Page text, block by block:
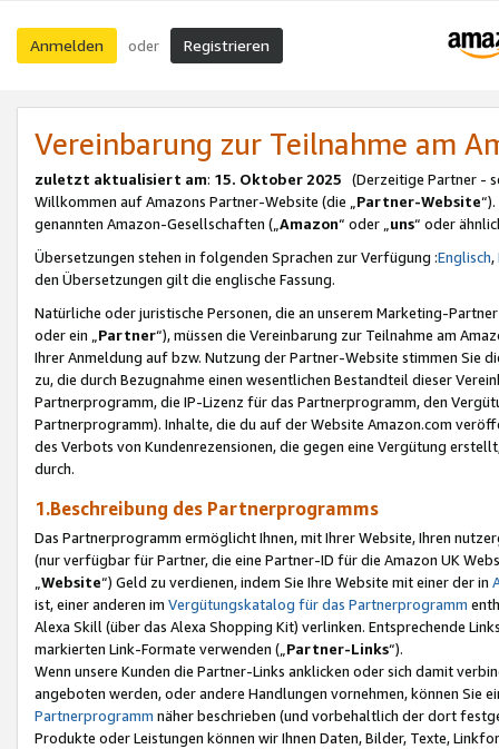
Anmelden oder Registrieren
Vereinbarung zur Teilnahme am
zuletzt aktualisiert am: 15. Oktober 2025 (Derzeitige Partner -
Willkommen auf Amazons Partner-Website (die „Partner-Website
genannten Amazon-Gesellschaften („Amazon“ oder „uns“ oder
Übersetzungen stehen in folgenden Sprachen zur Verfügung :Englisch,
den Übersetzungen gilt die englische Fassung.
Natürliche oder juristische Personen, die an unserem Marketing-
oder ein „Partner“), müssen die Vereinbarung zur Teilnahme am
Ihrer Anmeldung auf bzw. Nutzung der Partner-Website stimmen Sie
zu, die durch Bezugnahme einen wesentlichen Bestandteil dieser
Partnerprogramm, die IP-Lizenz für das Partnerprogramm, den
Partnerprogramm). Inhalte, die du auf der Website Amazon.com
des Verbots von Kundenrezensionen, die gegen eine Vergütung
durch.
1.Beschreibung des Partnerprogramms
Das Partnerprogramm ermöglicht Ihnen, mit Ihrer Website, Ihren
(nur verfügbar für Partner, die eine Partner-ID für die Amazon UK
Website“) Geld zu verdienen, indem Sie Ihre Website mit einer der in
ist, einer anderen im Vergütungskatalog für das Partnerprogramm
Alexa Skill (über das Alexa Shopping Kit) verlinken. Entsprechende
markierten Link-Formate verwenden („ Partner-Links“).
Wenn unsere Kunden die Partner-Links anklicken oder sich damit
angeboten werden, oder andere Handlungen vornehmen, können Sie
Partnerprogramm näher beschrieben (und vorbehaltlich der dort
Produkte oder Leistungen können wir Ihnen Daten, Bilder, Texte,